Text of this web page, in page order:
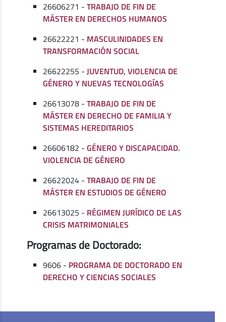
26606271 -TRABAJO DE FIN DE
MÁSTER EN DERECHOS HUMANOS
26622221 - MASCULINIDADES EN
TRANSFORMACIÓN SOCIAL
26622255 -JUVENTUD, VIOLENCIA DE
GÉNERO Y NUEVAS TECNOLOGÍAS
26613078 -TRABAJO DE FIN DE
MÁSTER EN DERECHO DE FAMILIA Y
SISTEMAS HEREDITARIOS
26606182 -GÉNERO Y DISCAPACIDAD.
VIOLENCIA DE GÉNERO
26622024 -TRABAJO DE FIN DE
MÁSTER EN ESTUDIOS DE GÉNERO
26613025 - RÉGIMEN JURÍDICO DE LAS
CRISIS MATRIMONIALES
Programas de Doctorado:
9606 - PROGRAMA DE DOCTORADO EN
DERECHO Y CIENCIAS SOCIALES